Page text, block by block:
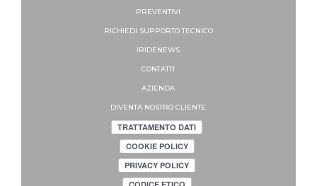
PREVENTIVI
RICHIEDI SUPPORTOTECNICO
IRIDENEWS
CONTATTI
AZIENDA
DIVENTA NOSTRO CLIENTE